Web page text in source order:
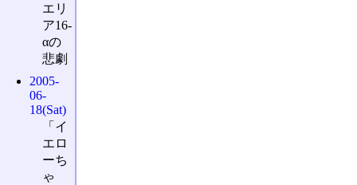
エリ
ア16-
αの
悲劇
2005-
06-
18(Sat)
「イ
エロ
ーち
ゃ